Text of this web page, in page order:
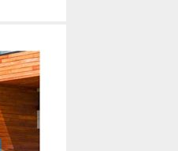
web, los datos pueden almacenarse o
estar relacionada contigo, tus
correctamente. Por lo general, la
Debido a que respetamos tu
clic en las diferentes categorías de
en tu navegador. Sin embargo,